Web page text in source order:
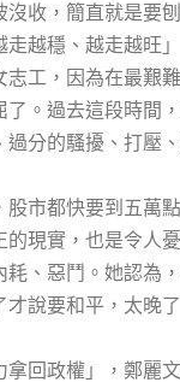
收，簡直就是要
越穩、越走越旺
工，因為在最艱
。過去這段時間
分的騷擾、打壓
市都快要到五萬
現實，也是令人
、惡鬥。她認為
說要和平，太晚
拿回政權」，鄭